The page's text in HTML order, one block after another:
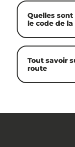
Quelles
le code de la
Tout savoir
route